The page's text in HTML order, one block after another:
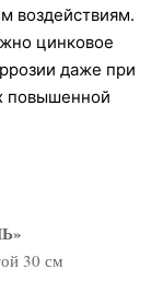
воздействиям.
цинковое
даже при
повышенной
30 см